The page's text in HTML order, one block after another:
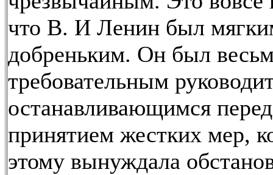
что В. И Ленин был
добреньким. Он был
требовательным
останавливающимся перед
принятием жестких мер,
этому вынуждала